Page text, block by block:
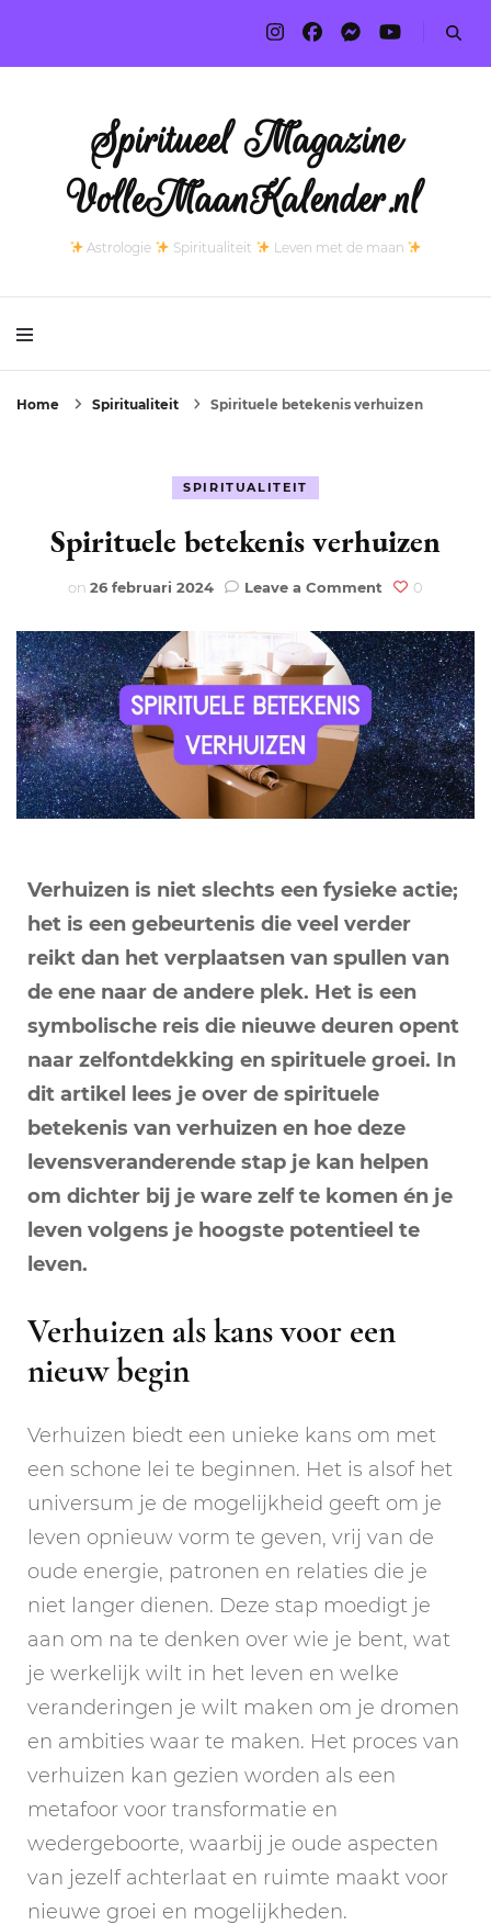
Spiritueel Magazine
VolleMaanKalender.nl
Astrologie Spiritualiteit Leven met de maan
Home Spiritualiteit Spirituele betekenis verhuizen
SPIRITUALITEIT
Spirituele betekenis verhuizen
on 26 februari 2024 Leave a Comment on
betekenis
verhuizen
0
Verhuizen is niet slechts een fysieke actie;
het is een gebeurtenis die veel verder
reikt dan het verplaatsen van spullen van
de ene naar de andere plek. Het is een
symbolische reis die nieuwe deuren opent
naar zelfontdekking en spirituele groei. In
dit artikel lees je over de spirituele
betekenis van verhuizen en hoe deze
levensveranderende stap je kan helpen
om dichter bij je ware zelf te komen én je
leven volgens je hoogste potentieel te
leven.
Verhuizen als kans voor een
nieuw begin
Verhuizen biedt een unieke kans om met
een schone lei te beginnen. Het is alsof het
universum je de mogelijkheid geeft om je
leven opnieuw vorm te geven, vrij van de
oude energie, patronen en relaties die je
niet langer dienen. Deze stap moedigt je
aan om na te denken over wie je bent, wat
je werkelijk wilt in het leven en welke
veranderingen je wilt maken om je dromen
en ambities waar te maken. Het proces van
verhuizen kan gezien worden als een
metafoor voor transformatie en
wedergeboorte, waarbij je oude aspecten
van jezelf achterlaat en ruimte maakt voor
nieuwe groei en mogelijkheden.